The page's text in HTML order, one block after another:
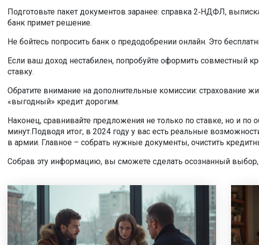
Подготовьте пакет документов заранее: справка 2‑НДФЛ,
банк примет решение.
Не бойтесь попросить банк о предодобрении онлайн. Это
Если ваш доход нестабилен, попробуйте оформить совместный
ставку.
Обратите внимание на дополнительные комиссии: страхование
«выгодный» кредит дорогим.
Наконец, сравнивайте предложения не только по ставке, но и
минут.Подводя итог, в 2024 году у вас есть реальные
в армии. Главное – собрать нужные документы, очистить
Собрав эту информацию, вы сможете сделать осознанный